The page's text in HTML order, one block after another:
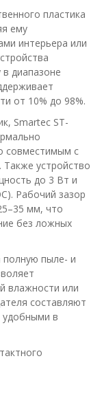
пластика
ему
интерьера или
диапазоне
от 10% до 98%.
Smartec ST-
совместимым с
устройство
до 3 Вт и
Рабочий зазор
мм, что
без ложных
полную пыле- и
влажности или
составляют
удобными в